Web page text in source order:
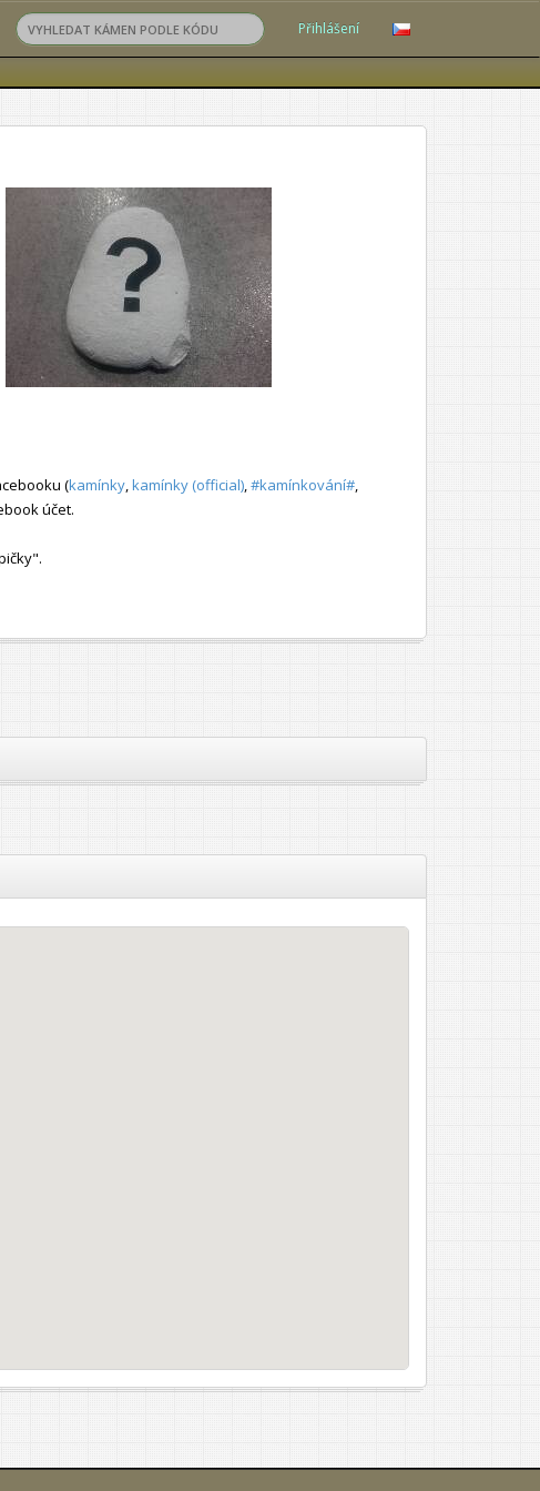
Přihlášení
(kamínky kamínky (official) #kamínkování#
účet.